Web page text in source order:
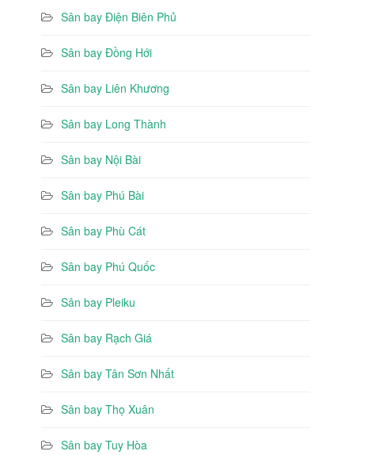
Sân bay Điện Biên Phủ
Sân bay Đồng Hới
Sân bay Liên Khương
Sân bay Long Thành
Sân bay Nội Bài
Sân bay Phú Bài
Sân bay Phù Cát
Sân bay Phú Quốc
Sân bay Pleiku
Sân bay Rạch Giá
Sân bay Tân Sơn Nhất
Sân bay Thọ Xuân
Sân bay Tuy Hòa